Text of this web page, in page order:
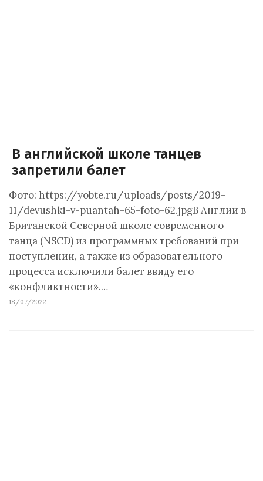
В английской школе танцев
запретили балет
Фото: https://yobte.ru/uploads/posts/2019-
11/devushki-v-puantah-65-foto-62.jpgВ Англии в
Британской Северной школе современного
танца (NSCD) из программных требований при
поступлении, а также из образовательного
процесса исключили балет ввиду его
«конфликтности».…
18/07/2022